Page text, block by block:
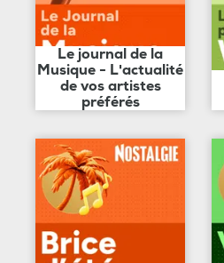
Le journal de la
Musique - L'actualité
de vos artistes
préférés